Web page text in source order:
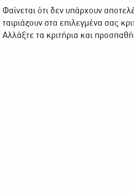
Φαίνεται ότι δεν υπάρχουν
ταιριάζουν στα επιλεγμένα σας
Αλλάξτε τα κριτήρια και